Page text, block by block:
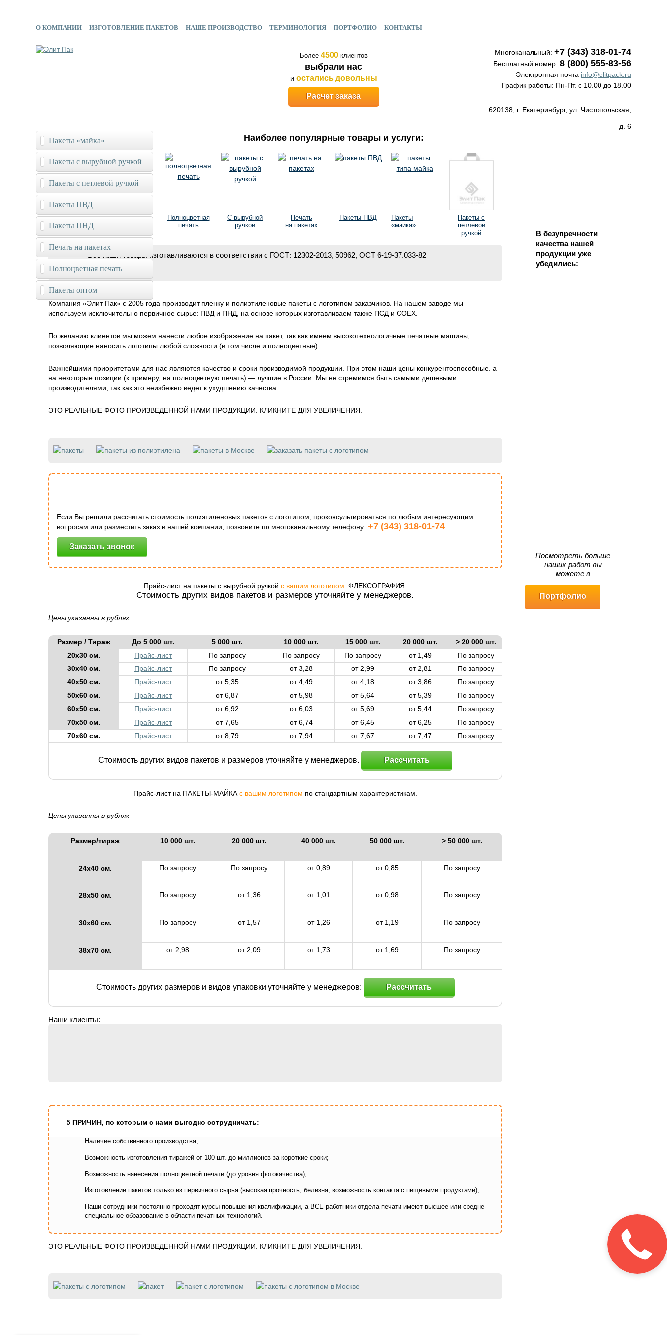
О КОМПАНИИ ИЗГОТОВЛЕНИЕ ПАКЕТОВ НАШЕ ПРОИЗВОДСТВО ТЕРМИНОЛОГИЯ ПОРТФОЛИО КОНТАКТЫ
Многоканальный: +7 (343) 318-01-74
Бесплатный номер: 8 (800) 555-83-56
Электронная почта info@elitpack.ru
620138, г. Екатеринбург, ул. Чистопольская,
д. 6
График работы: Пн-Пт. с 10.00 до 18.00
Более 4500клиентов
выбрали нас
и остались довольны
Расчет заказа
Наиболее популярные товары и услуги:
Полноцветная
печать
С вырубной
ручкой
Печать
на пакетах
Пакеты ПВД
Пакеты
«майка»
Пакеты с
петлевой
ручкой
Все наши товары изготавливаются в соответствии с ГОСТ: 12302-2013, 50962, ОСТ 6-19-37.033-82
Компания «Элит Пак» с 2005 года производит пленку и полиэтиленовые пакеты с логотипом заказчиков. На нашем заводе мы
используем исключительно первичное сырье: ПВД и ПНД, на основе которых изготавливаем также ПСД и COEX.
По желанию клиентов мы можем нанести любое изображение на пакет, так как имеем высокотехнологичные печатные машины,
позволяющие наносить логотипы любой сложности (в том числе и полноцветные).
Важнейшими приоритетами для нас являются качество и сроки производимой продукции. При этом наши цены конкурентоспособные, а
на некоторые позиции (к примеру, на полноцветную печать) — лучшие в России. Мы не стремимся быть самыми дешевыми
производителями, так как это неизбежно ведет к ухудшению качества.
ЭТО РЕАЛЬНЫЕ ФОТО ПРОИЗВЕДЕННОЙ НАМИ ПРОДУКЦИИ. КЛИКНИТЕ ДЛЯ УВЕЛИЧЕНИЯ.
Если Вы решили рассчитать стоимость полиэтиленовых пакетов с логотипом, проконсультироваться по любым интересующим
вопросам или разместить заказ в нашей компании, позвоните по многоканальному телефону: +7 (343) 318-01-74
Заказать звонок
Прайс-лист на пакеты с вырубной ручкой с вашим логотипом . ФЛЕКСОГРАФИЯ.
Стоимость других видов пакетов и размеров уточняйте у менеджеров.
Цены указанны в рублях
Размер / Тираж До 5 000 шт. 5 000 шт. 10 000 шт. 15 000 шт. 20 000 шт.
> 20 000 шт.
20х30 см.
Прайс-лист По запросу По запросу По запросу от 1,49
По запросу
30х40 см.
Прайс-лист По запросу от 3,28 от 2,99 от 2,81
По запросу
40х50 см.
Прайс-лист от 5,35 от 4,49 от 4,18 от 3,86
По запросу
50х60 см.
Прайс-лист от 6,87 от 5,98 от 5,64 от 5,39
По запросу
60х50 см.
Прайс-лист от 6,92 от 6,03 от 5,69 от 5,44
По запросу
70х50 см.
Прайс-лист от 7,65 от 6,74 от 6,45 от 6,25
По запросу
70х60 см.
Прайс-лист от 8,79 от 7,94 от 7,67 от 7,47 По запросу
Стоимость других видов пакетов и размеров уточняйте у менеджеров. Рассчитать
Прайс-лист на ПАКЕТЫ-МАЙКА с вашим логотипом по стандартным характеристикам.
Цены указанны в рублях
Размер/тираж 10 000 шт. 20 000 шт. 40 000 шт. 50 000 шт. > 50 000 шт.
24х40 см. По запросу По запросу от 0,89 от 0,85 По запросу
28х50 см. По запросу от 1,36 от 1,01 от 0,98 По запросу
30х60 см. По запросу от 1,57 от 1,26 от 1,19 По запросу
38х70 см. от 2,98 от 2,09 от 1,73 от 1,69 По запросу
Стоимость других размеров и видов упаковки уточняйте у менеджеров: Рассчитать
Наши клиенты:
5 ПРИЧИН, по которым с нами выгодно сотрудничать:
Наличие собственного производства;
Возможность изготовления тиражей от 100 шт. до миллионов за короткие сроки;
Возможность нанесения полноцветной печати (до уровня фотокачества);
Изготовление пакетов только из первичного сырья (высокая прочность, белизна, возможность контакта с пищевыми продуктами);
Наши сотрудники постоянно проходят курсы повышения квалификации, а ВСЕ работники отдела печати имеют высшее или средне-
специальное образование в области печатных технологий.
ЭТО РЕАЛЬНЫЕ ФОТО ПРОИЗВЕДЕННОЙ НАМИ ПРОДУКЦИИ. КЛИКНИТЕ ДЛЯ УВЕЛИЧЕНИЯ.
Пакеты «майка»
Пакеты с вырубной ручкой
Пакеты с петлевой ручкой
Пакеты ПВД
Пакеты ПНД
Печать на пакетах
Полноцветная печать
Пакеты оптом
В безупречности
качества нашей
продукции уже
убедились:
Посмотреть больше
наших работ вы
можете в
Портфолио